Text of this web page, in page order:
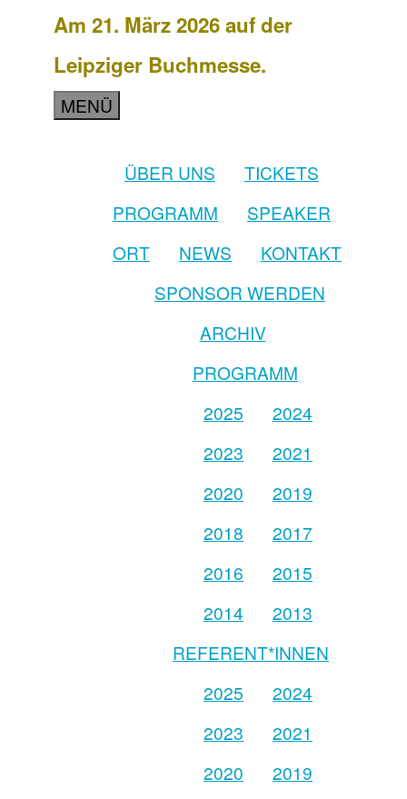
Am 21. März 2026 auf der
Leipziger Buchmesse.
MENÜ
ÜBER UNS
TICKETS
PROGRAMM
SPEAKER
ORT
NEWS
KONTAKT
SPONSOR WERDEN
ARCHIV
PROGRAMM
2025
2024
2023
2021
2020
2019
2018
2017
2016
2015
2014
2013
REFERENT*INNEN
2025
2024
2023
2021
2020
2019